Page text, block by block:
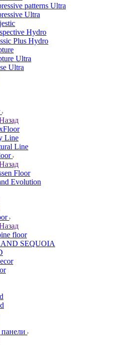
patterns Ultra
Ultra
Hydro
Plus Hydro
Ultra
Ultra
Line
Line
Floor
Evolution
floor
SEQUOIA